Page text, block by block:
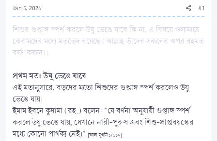
Jan 5, 2026 #1
শিশুর গুপ্তাঙ্গ স্পর্শ করলে উযু ভেঙে যাবে কি না, এ বিষয়ে ওলামায়ে
কেরামদের মধ্যে মতভেদ রয়েছে (আল্লাহ তাঁদের সকলের ওপর রহমত
বর্ষণ করুন)।
প্রথম মত: উযু ভেঙে যাবে
এই মতানুসারে, বড়দের মতো শিশুদের গুপ্তাঙ্গ স্পর্শ করলেও উযু
ভেঙে যায়।
ইমাম ইবনে কুদামা (রহ.) বলেন: "যে বর্ণনা অনুযায়ী গুপ্তাঙ্গ স্পর্শ
করলে উযু ভেঙে যায়, সেখানে নারী-পুরুষ এবং শিশু-প্রাপ্তবয়স্কের
মধ্যে কোনো পার্থক্য নেই।" [আল-মুগনি ১/১১৮]